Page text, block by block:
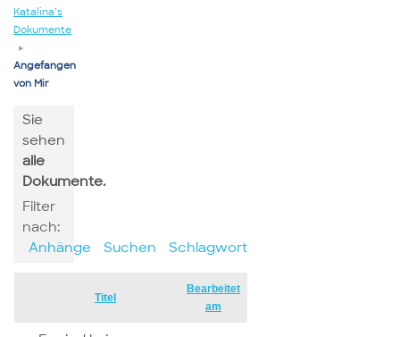
Katalina’s
Dokumente
▸
Angefangen
von Mir
Sie
sehen
alle
Dokumente.
Filter
nach:
Anhänge
Suchen Schlagwort
Titel
Bearbeitet
am